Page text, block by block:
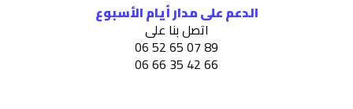
الدعم على مدار أيام الأسبوع
اتصل بنا على
89 07 65 52 06
66 42 35 66 06